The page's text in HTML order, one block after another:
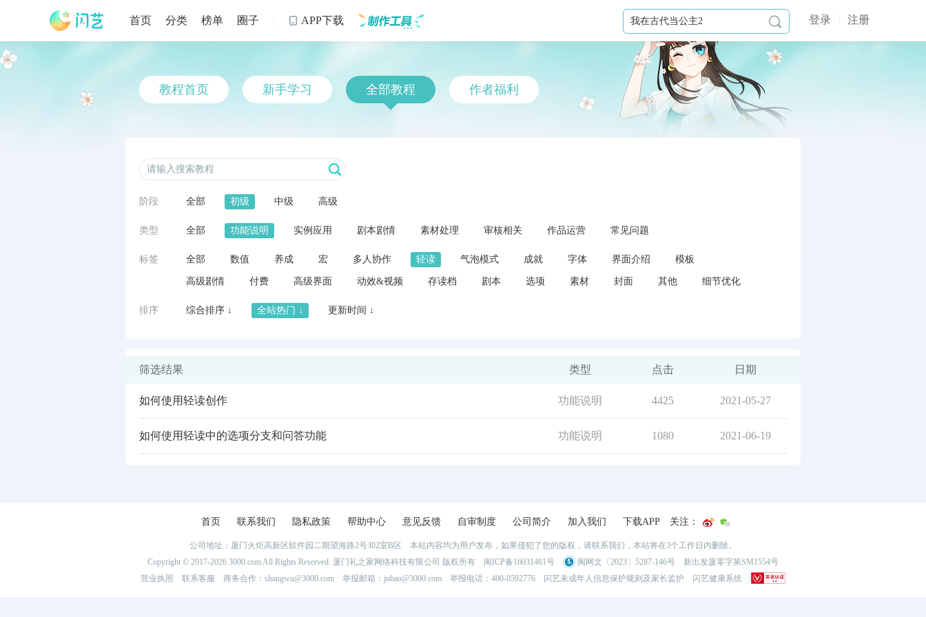
首页 分类 榜单 圈子  APP下载 登录 注册

教程首页 新手学习 全部教程 作者福利
阶段 全部 初级 中级 高级
类型 全部 功能说明 实例应用 剧本剧情 素材处理 审核相关 作品运营 常见问题
标签 全部 数值 养成 宏 多人协作 轻读 气泡模式 成就 字体 界面介绍 模板
高级剧情 付费 高级界面 动效&视频 存读档 剧本 选项 素材 封面 其他 细节优化
排序 综合排序 ↓ 全站热门 ↓ 更新时间 ↓
筛选结果 类型 点击 日期
如何使用轻读创作 功能说明 4425 2021-05-27
如何使用轻读中的选项分支和问答功能 功能说明 1080 2021-06-19
首页 联系我们 隐私政策 帮助中心 意见反馈 自审制度 公司简介 加入我们 下载APP 关注：
公司地址：厦门火炬高新区软件园二期望海路2号302室B区 本站内容均为用户发布，如果侵犯了您的版权，请联系我们，本站将在3个工作日内删除。
Copyright © 2017-2026 3000.com All Rights Reserved. 厦门礼之家网络科技有限公司 版权所有 闽ICP备16031461号 闽网文〔2023〕5287-146号
新出发厦零字第SM1554号
营业执照
联系客服 商务合作：shangwu@3000.com 举报邮箱：jubao@3000.com 举报电话：400-0592776 闪艺未成年人信息保护规则及家长监护 闪艺健康系统